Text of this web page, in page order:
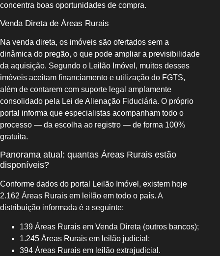
concentra boas oportunidades de compra.
Venda Direta de Áreas Rurais
Na venda direta, os imóveis são ofertados sem a
dinâmica do pregão, o que pode ampliar a previsibilidade
da aquisição. Segundo o Leilão Imóvel, muitos desses
imóveis aceitam financiamento e utilização do FGTS,
além de contarem com suporte legal amplamente
consolidado pela Lei de Alienação Fiduciária. O próprio
portal informa que especialistas acompanham todo o
processo — da escolha ao registro — de forma 100%
gratuita.
Panorama atual: quantas Áreas Rurais estão
disponíveis?
Conforme dados do portal Leilão Imóvel, existem hoje
2.162 Áreas Rurais em leilão em todo o país. A
distribuição informada é a seguinte:
139 Áreas Rurais em Venda Direta (outros bancos);
1.245 Áreas Rurais em leilão judicial;
394 Áreas Rurais em leilão extrajudicial.